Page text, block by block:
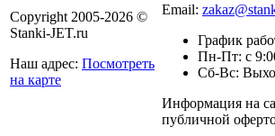
Copyright 2005-2026 ©
Stanki-JET.ru
Наш адрес: Посмотреть
на карте
Email:
График
Пн-Пт: с
Сб-Вс:
Информация на
публичной